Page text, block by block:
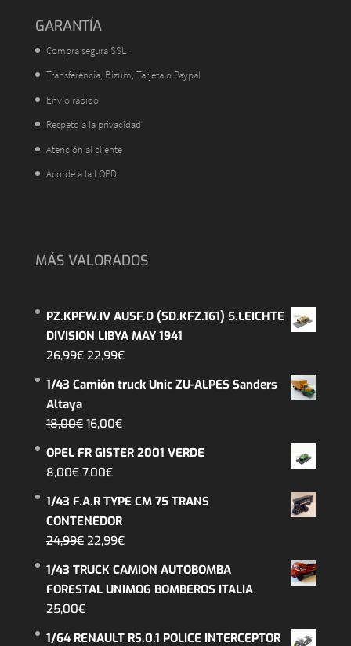
GARANTÍA
Compra segura SSL
Transferencia, Bizum, Tarjeta o Paypal
Envío rápido
Respeto a la privacidad
Atención al cliente
Acorde a la LOPD
MÁS VALORADOS
PZ.KPFW.IV AUSF.D (SD.KFZ.161) 5.LEICHTE
DIVISION LIBYA MAY 1941
26,99€ El
26,99€.
22,99€El
1/43 Camión truck Unic ZU-ALPES Sanders
Altaya
18,00€ El
era:
18,00€.
16,00€El
16,00€.
OPEL FR GISTER 2001 VERDE
8,00€ El
8,00€.
7,00€El
1/43 F.A.R TYPE CM 75 TRANS
CONTENEDOR
24,99€ El
22,99€El
1/43 TRUCK CAMION AUTOBOMBA
FORESTAL UNIMOG BOMBEROS ITALIA
25,00€
1/64 RENAULT RS.0.1 POLICE INTERCEPTOR